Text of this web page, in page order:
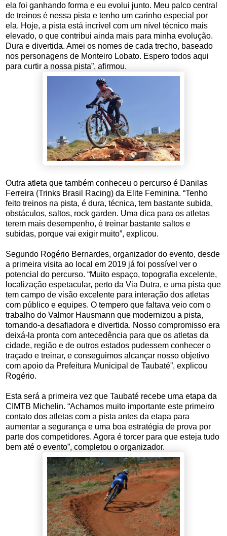
ela foi ganhando forma e eu evolui junto. Meu palco central
de treinos é nessa pista e tenho um carinho especial por
ela. Hoje, a pista está incrível com um nível técnico mais
elevado, o que contribui ainda mais para minha evolução.
Dura e divertida. Amei os nomes de cada trecho, baseado
nos personagens de Monteiro Lobato. Espero todos aqui
para curtir a nossa pista”, afirmou.
Outra atleta que também conheceu o percurso é Danilas
Ferreira (Trinks Brasil Racing) da Elite Feminina. “Tenho
feito treinos na pista, é dura, técnica, tem bastante subida,
obstáculos, saltos, rock garden. Uma dica para os atletas
terem mais desempenho, é treinar bastante saltos e
subidas, porque vai exigir muito”, explicou.
Segundo Rogério Bernardes, organizador do evento, desde
a primeira visita ao local em 2019 já foi possível ver o
potencial do percurso. “Muito espaço, topografia excelente,
localização espetacular, perto da Via Dutra, e uma pista que
tem campo de visão excelente para interação dos atletas
com público e equipes. O tempero que faltava veio com o
trabalho do Valmor Hausmann que modernizou a pista,
tornando-a desafiadora e divertida. Nosso compromisso era
deixá-la pronta com antecedência para que os atletas da
cidade, região e de outros estados pudessem conhecer o
traçado e treinar, e conseguimos alcançar nosso objetivo
com apoio da Prefeitura Municipal de Taubaté”, explicou
Rogério.
Esta será a primeira vez que Taubaté recebe uma etapa da
CIMTB Michelin. “Achamos muito importante este primeiro
contato dos atletas com a pista antes da etapa para
aumentar a segurança e uma boa estratégia de prova por
parte dos competidores. Agora é torcer para que esteja tudo
bem até o evento”, completou o organizador.